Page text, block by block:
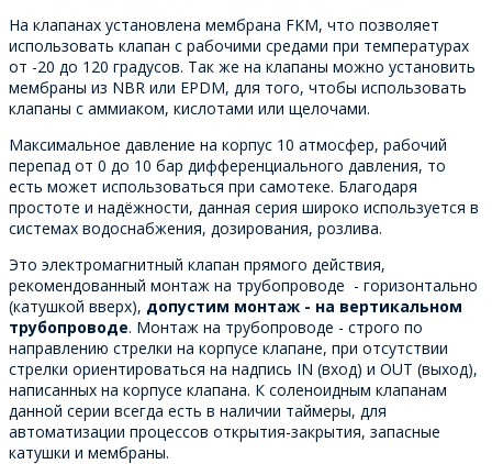
На клапанах установлена мембрана FKM, что позволяет
использовать клапан с рабочими средами при температурах
от -20 до 120 градусов. Так же на клапаны можно установить
мембраны из NBR или EPDM, для того, чтобы использовать
клапаны с аммиаком, кислотами или щелочами.
Максимальное давление на корпус 10 атмосфер, рабочий
перепад от 0 до 10 бар дифференциального давления, то
есть может использоваться при самотеке. Благодаря
простоте и надёжности, данная серия широко используется в
системах водоснабжения, дозирования, розлива.
Это электромагнитный клапан прямого действия,
рекомендованный монтаж на трубопроводе - горизонтально
(катушкой вверх), допустим монтаж - на вертикальном
трубопроводе. Монтаж на трубопроводе - строго по
направлению стрелки на корпусе клапане, при отсутствии
стрелки ориентироваться на надпись IN (вход) и OUT (выход),
написанных на корпусе клапана. К соленоидным клапанам
данной серии всегда есть в наличии таймеры, для
автоматизации процессов открытия-закрытия, запасные
катушки и мембраны.